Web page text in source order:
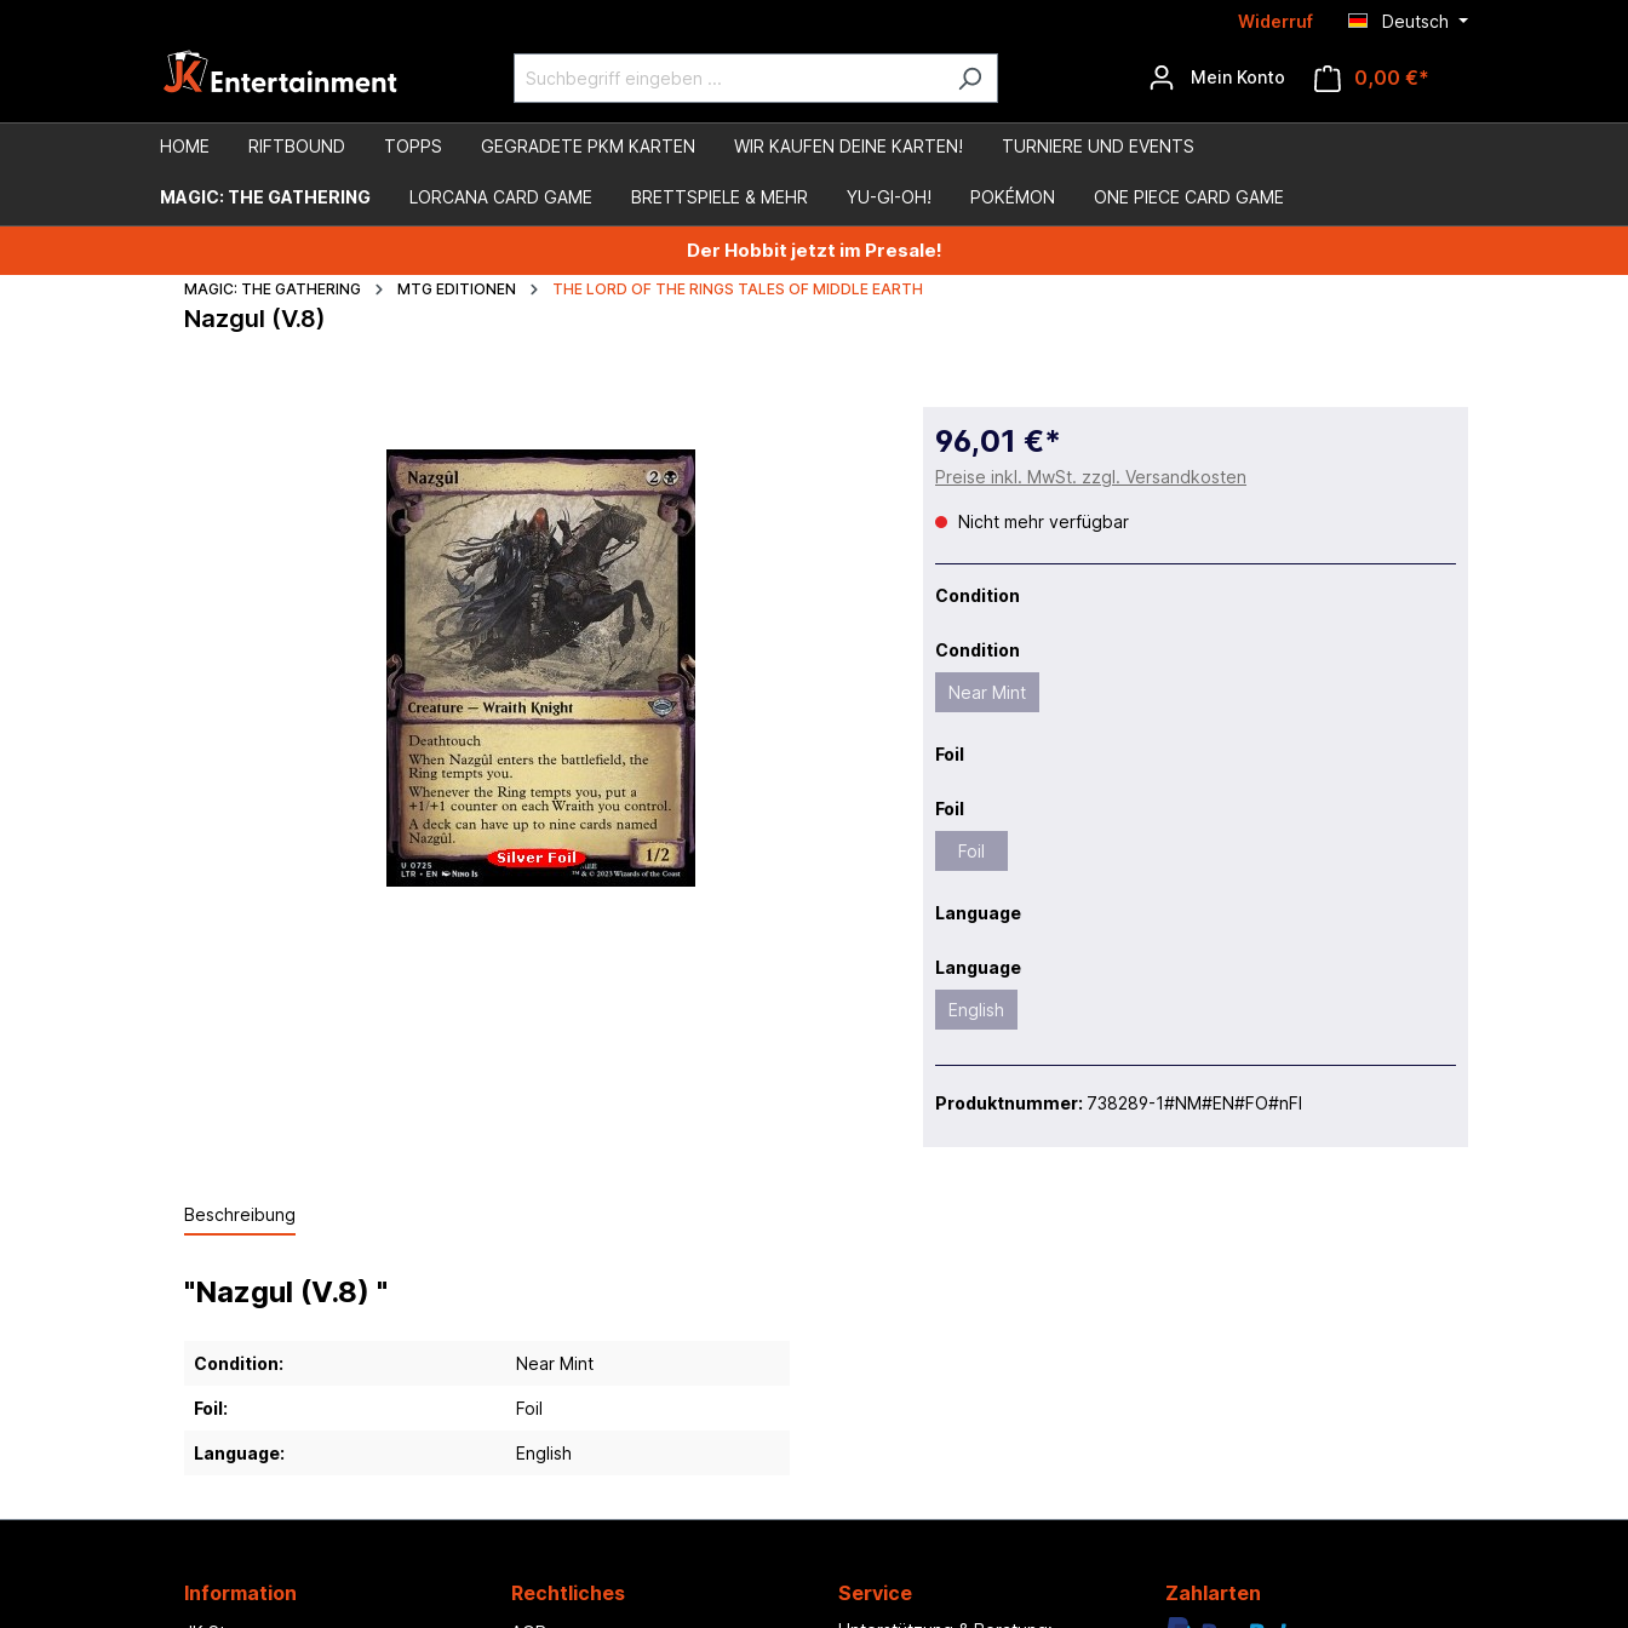
Widerruf Deutsch
Mein Konto 0,00 €*
HOME RIFTBOUND TOPPS GEGRADETE PKM KARTEN WIR KAUFEN DEINE KARTEN! TURNIERE UND EVENTS
MAGIC: THE GATHERING LORCANA CARD GAME BRETTSPIELE & MEHR YU-GI-OH! POKÉMON ONE PIECE CARD GAME
Der Hobbit jetzt im Presale!
MAGIC: THE GATHERING MTG EDITIONEN THE LORD OF THE RINGS TALES OF MIDDLE EARTH
Nazgul (V.8)
96,01 €*
Preise inkl. MwSt. zzgl. Versandkosten
Nicht mehr verfügbar
Condition
Condition
Near Mint
Foil
Foil
Foil
Language
Language
English
Produktnummer: 738289-1#NM#EN#FO#nFI
Beschreibung
"Nazgul (V.8) "
Condition: Near Mint
Foil: Foil
Language: English
Information Rechtliches Service Zahlarten